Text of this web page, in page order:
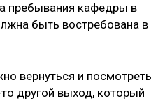
пребывания кафедры в
быть востребована в
вернуться и
другой выход, который